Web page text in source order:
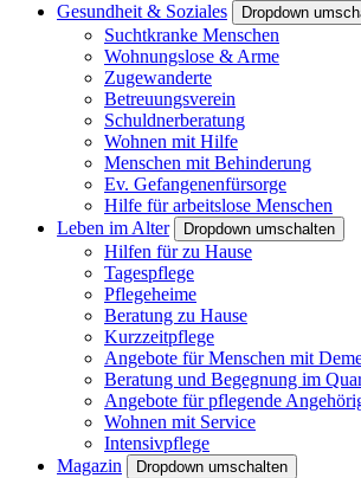
Gesundheit & Soziales
Dropdown
Suchtkranke Menschen
Wohnungslose & Arme
Zugewanderte
Betreuungsverein
Schuldnerberatung
Wohnen mit Hilfe
Menschen mit Behinderung
Ev. Gefangenenfürsorge
Hilfe für arbeitslose Menschen
Leben im Alter
Dropdown umschalten
Hilfen für zu Hause
Tagespflege
Pflegeheime
Beratung zu Hause
Kurzzeitpflege
Angebote für Menschen mit
Beratung und Begegnung im
Angebote für pflegende
Wohnen mit Service
Intensivpflege
Magazin
Dropdown umschalten